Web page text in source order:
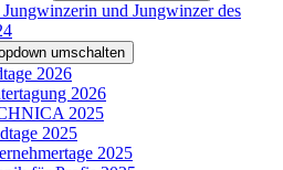
und Jungwinzer des
umschalten
2026
2026
2025
2025
2025